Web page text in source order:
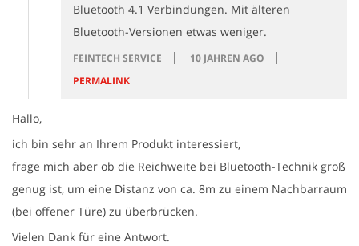
Bluetooth 4.1 Verbindungen. Mit älteren
Bluetooth-Versionen etwas weniger.
FEINTECH SERVICE
10 JAHREN AGO
PERMALINK
Hallo,
ich bin sehr an Ihrem Produkt interessiert,
frage mich aber ob die Reichweite bei Bluetooth-Technik groß
genug ist, um eine Distanz von ca. 8m zu einem Nachbarraum
(bei offener Türe) zu überbrücken.
Vielen Dank für eine Antwort.